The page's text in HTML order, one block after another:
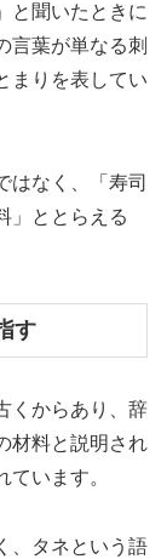
と聞いたときに
言葉が単なる刺
まりを表してい
はなく、「寿司
」ととらえる
す
くからあり、辞
材料と説明され
います。
、タネという語